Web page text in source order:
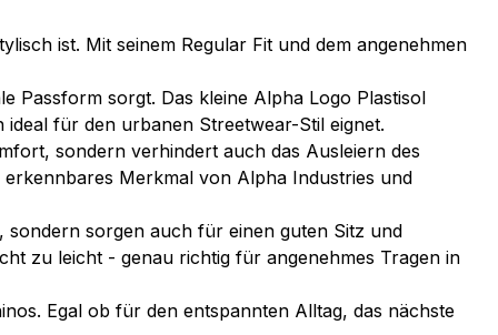
ist. Mit seinem Regular Fit und dem angenehmen
Passform sorgt. Das kleine Alpha Logo Plastisol
für den urbanen Streetwear-Stil eignet.
sondern verhindert auch das Ausleiern des
erkennbares Merkmal von Alpha Industries und
sondern sorgen auch für einen guten Sitz und
zu leicht - genau richtig für angenehmes Tragen in
Egal ob für den entspannten Alltag, das nächste